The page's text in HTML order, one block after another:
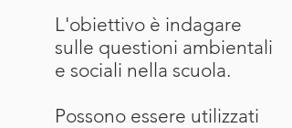
L'obiettivo è indagare
sulle questioni ambientali
e sociali nella scuola.
Possono essere utilizzati